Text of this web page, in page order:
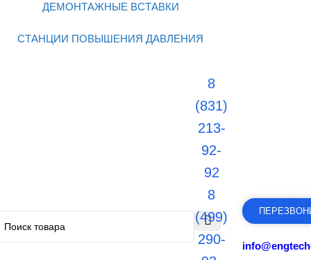
ДЕМОНТАЖНЫЕ ВСТАВКИ
СТАНЦИИ ПОВЫШЕНИЯ ДАВЛЕНИЯ
8
(831)
213-
92-
92
8
(499)
290-